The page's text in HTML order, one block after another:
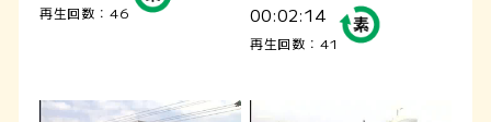
再生回数：46 00:02:14
再生回数：41